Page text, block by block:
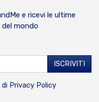
e ricevi le ultime
mondo
Privacy Policy